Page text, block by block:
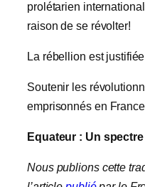
prolétarien
raison de se révolter!
La rébellion est
Soutenir les
emprisonnés en
Equateur : Un
Nous publions cette